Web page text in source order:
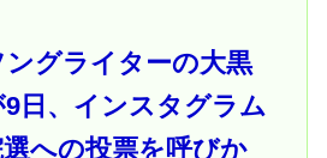
グライターの大黒
9日、インスタグラム
への投票を呼びか